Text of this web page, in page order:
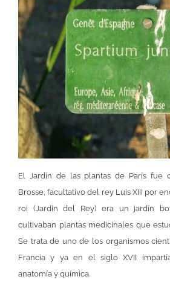
El Jardín de las plantas de París fue
Brosse, facultativo del rey Luis XIII por
roi (Jardín del Rey) era un jardín
cultivaban plantas medicinales que
Se trata de uno de los organismos
Francia y ya en el siglo XVII
anatomía y química.